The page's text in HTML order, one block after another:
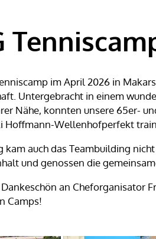
im April 2026 in
Untergebracht in einem
Nähe, konnten unsere 65er-
Hoffmann-Wellenhofperfekt
kam auch das Teambuilding
und genossen die
an Cheforganisator
Camps!